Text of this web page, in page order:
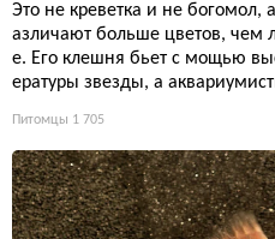
Это не креветка и не богомол,
азличают больше цветов, чем
е. Его клешня бьет с мощью
ературы звезды, а
Питомцы 1 705